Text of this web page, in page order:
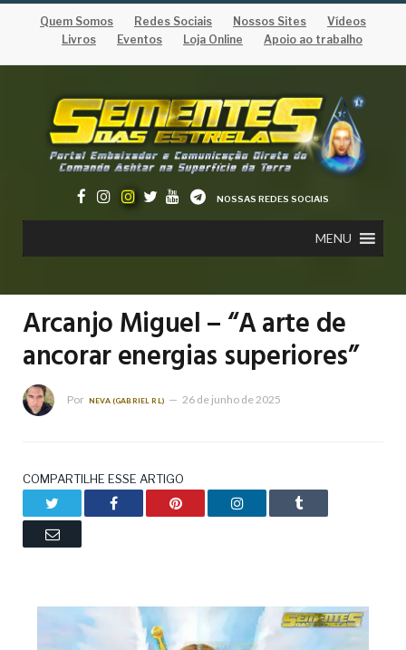
Quem Somos Redes Sociais Nossos Sites
Vídeos
Livros
Eventos Loja Online Apoio ao trabalho
NOSSAS REDES SOCIAIS
MENU
Arcanjo Miguel – “A arte de
ancorar energias superiores”
Por NEVA (GABRIEL RL) 26 de junho de 2025
COMPARTILHE ESSE ARTIGO
Facebook Pinterest LinkedIn Tumblr
Email